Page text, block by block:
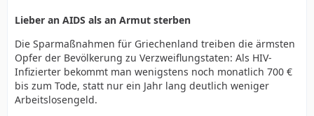
Lieber an AIDS als an Armut sterben
Die Sparmaßnahmen für Griechenland treiben die ärmsten
Opfer der Bevölkerung zu Verzweiflungstaten: Als HIV-
Infizierter bekommt man wenigstens noch monatlich 700 €
bis zum Tode, statt nur ein Jahr lang deutlich weniger
Arbeitslosengeld.